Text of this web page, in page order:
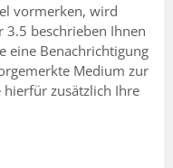
vormerken, wird
beschrieben Ihnen
eine Benachrichtigung
Medium zur
hierfür zusätzlich Ihre